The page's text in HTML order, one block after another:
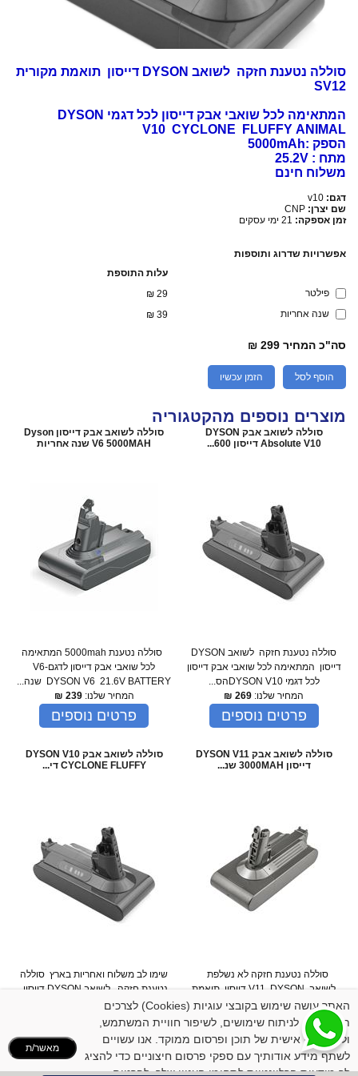
סוללה נטענת חזקה לשואב DYSON דייסון תואמת מקורית
SV12
המתאימה לכל שואבי אבק דייסון לכל דגמי DYSON
V10 CYCLONE FLUFFY ANIMAL
הספק :5000mAh
מתח : 25.2V
משלוח חינם
דגם: v10
שם יצרן: CNP
זמן אספקה: 21 ימי עסקים
אפשרויות שדרוג ותוספות
עלות התוספת
פילטר
29
₪
שנה אחריות
39
₪
סה"כ המחיר 299 ₪
הוסף לסל הזמן עכשיו
מוצרים נוספים מהקטגוריה
סוללה לשואב אבק DYSON
Absolute V10 דייסון 600...
סוללה נטענת חזקה לשואב DYSON
דייסון המתאימה לכל שואבי אבק דייסון
לכל דגמי DYSON V10הס...
המחיר שלנו: 269
₪
פרטים נוספים
סוללה לשואב אבק דייסון Dyson
V6 5000MAH שנה אחריות
סוללה נטענת 5000mah המתאימה
לכל שואבי אבק דייסון לדגם-V6
DYSON V6 21.6V BATTERY שנה...
המחיר שלנו:239
₪
פרטים נוספים
סוללה לשואב אבק DYSON V11
דייסון 3000MAH שנ...
סוללה נטענת חזקה לא נשלפת
לשואב V11 DYSON דייסון תואמת
מקורית שנה אחריות המתאימה ...
המחיר שלנו: 339
₪
פרטים נוספים
סוללה לשואב אבק DYSON V10
CYCLONE FLUFFY די...
שימו לב משלוח ואחריות בארץ סוללה
נטענת חזקה לשואב DYSON דייסון
תואמת מקורית עם תק...
המחיר שלנו:
פרטים נוספים
האתר עושה שימוש בקובצי עוגיות (Cookies) לצרכים
תפעוליים, לניתוח שימושים, לשיפור חוויית המשתמש,
ולהתאמה אישית של תוכן ופרסום ממוקד. אנו עשויים
לשתף מידע אודותיך עם ספקי פרסום חיצוניים כדי להציג
לך מודעות הרלוונטיות לתחומי העניין שלך. לפרטים
מאשר/ת